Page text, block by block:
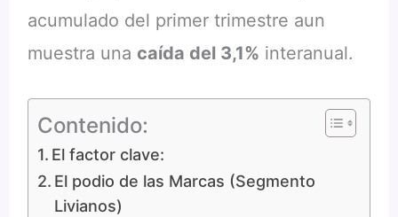
acumulado del primer trimestre aun
muestra una caída del 3,1% interanual.
Contenido:
El factor clave:
El podio de las Marcas (Segmento
Livianos)